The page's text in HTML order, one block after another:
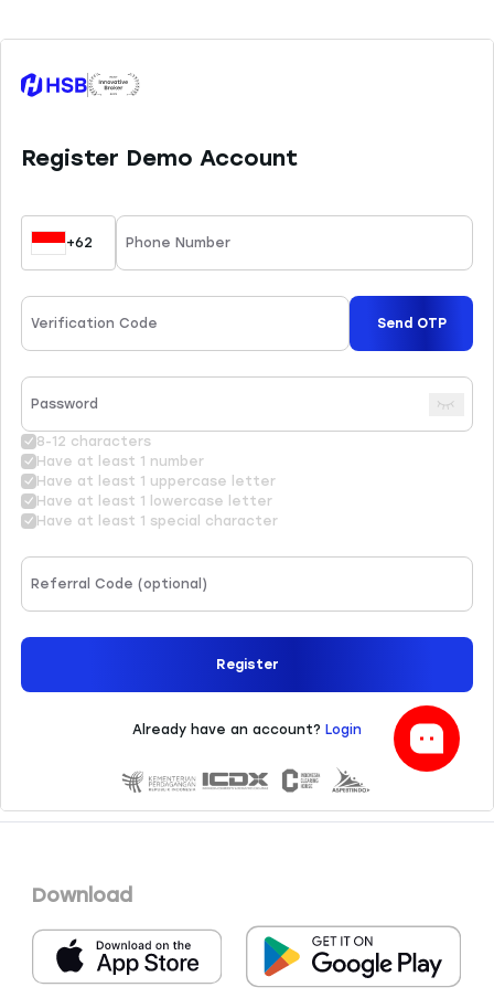
pemahaman dan kemampuan analisa
yang tepat. HSB Investasi tidak
konten ini. Sesuai ketentuan yang
instrumen trading yang dapat Anda
pelajari di website resmi kami.
Download